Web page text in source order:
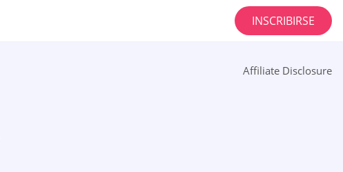
INSCRIBIRSE
Affiliate Disclosure